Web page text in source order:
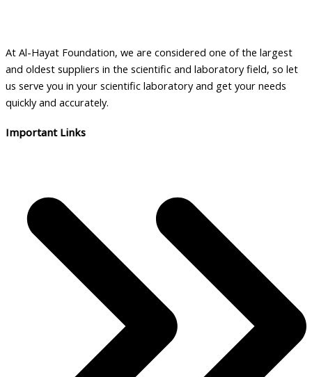
At Al-Hayat Foundation, we are considered one of the largest
and oldest suppliers in the scientific and laboratory field, so let
us serve you in your scientific laboratory and get your needs
quickly and accurately.
Important Links